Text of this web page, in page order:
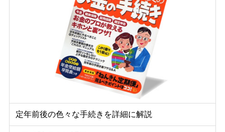
定年前後の色々な手続きを詳細に解説